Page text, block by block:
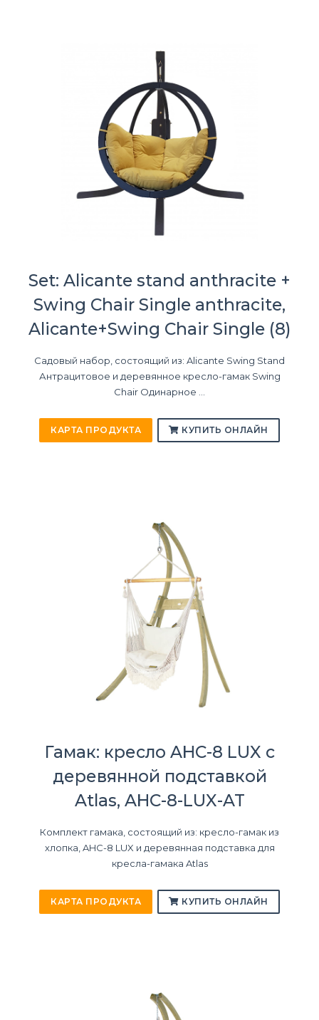
Set: Alicante stand anthracite +
Swing Chair Single anthracite,
Alicante+Swing Chair Single (8)
Садовый набор, состоящий из: Alicante Swing Stand
Антрацитовое и деревянное кресло-гамак Swing
Chair Одинарное ...
КАРТА ПРОДУКТА КУПИТЬ ОНЛАЙН
Гамак: кресло AHC-8 LUX с
деревянной подставкой
Atlas, AHC-8-LUX-AT
Комплект гамака, состоящий из: кресло-гамак из
хлопка, AHC-8 LUX и деревянная подставка для
кресла-гамака Atlas
КАРТА ПРОДУКТА КУПИТЬ ОНЛАЙН